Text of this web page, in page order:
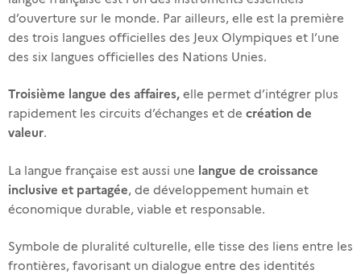
Surabaya Intercultural School - Surabaya
1 events
3 events
Université BINUS - Semarang
Fakultas Ilmu Budaya, Universitas Padjadjaran
1 events
Institut français d'Indonésie - Bandung
6 events
d’ouverture sur le monde. Par ailleurs, elle est la première
des trois langues officielles des Jeux Olympiques et l’une
des six langues officielles des Nations Unies.
Troisième langue des affaires, elle permet d’intégrer plus
rapidement les circuits d’échanges et de création de
valeur.
La langue française est aussi une langue de croissance
inclusive et partagée, de développement humain et
économique durable, viable et responsable.
Symbole de pluralité culturelle, elle tisse des liens entre les
frontières, favorisant un dialogue entre des identités